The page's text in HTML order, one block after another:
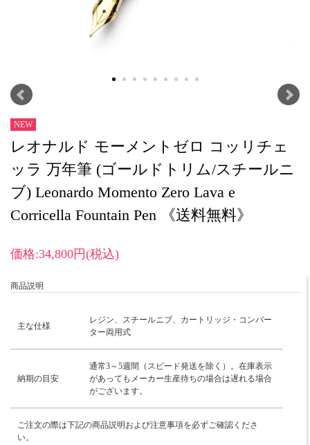
NEW
レオナルド モーメントゼロ コッリチェ
ッラ 万年筆 (ゴールドトリム/スチールニ
ブ) Leonardo Momento Zero Lava e
Corricella Fountain Pen 《送料無料》
価格:34,800円(税込)
商品説明
主な仕様
レジン、スチールニブ、カートリッジ・コンバー
ター両用式
納期の目安
通常3～5週間（スピード発送を除く）。在庫表示
があってもメーカー生産待ちの場合は遅れる場合
がございます。
ご注文の際は下記の商品説明および注意事項を必ずご確認くださ
い。